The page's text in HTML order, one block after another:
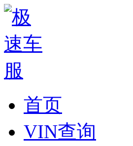
首页
VIN查询